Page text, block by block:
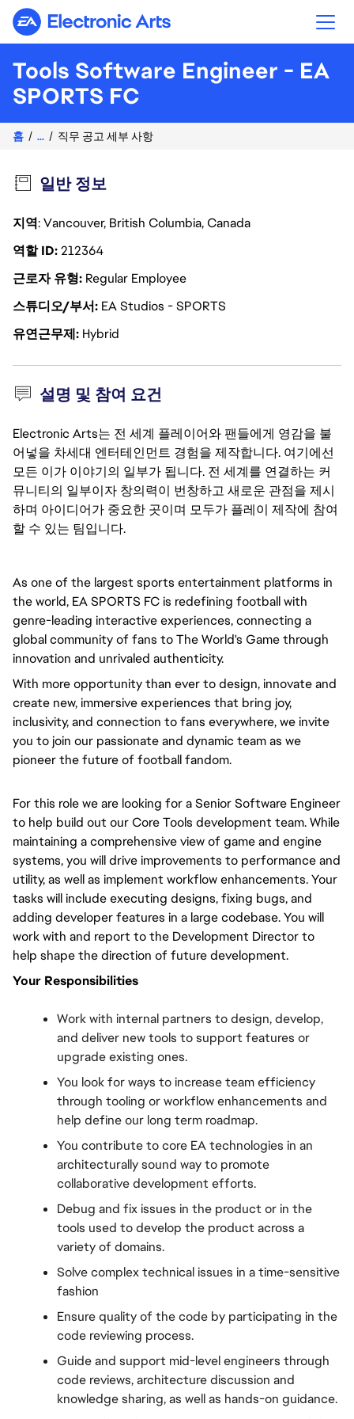
Electronic Arts
Tools Software Engineer - EA
SPORTS FC
홈 ... 직무 공고 세부 사항
일반 정보
지역: Vancouver, British Columbia, Canada
역할 ID212364
근로자 유형 Regular Employee
스튜디오/부서 EA Studios - SPORTS
유연근무제 Hybrid
설명 및 참여 요건
Electronic Arts는 전 세계 플레이어와 팬들에게 영감을 불
어넣을 차세대 엔터테인먼트 경험을 제작합니다. 여기에선
모든 이가 이야기의 일부가 됩니다. 전 세계를 연결하는 커
뮤니티의 일부이자 창의력이 번창하고 새로운 관점을 제시
하며 아이디어가 중요한 곳이며 모두가 플레이 제작에 참여
할 수 있는 팀입니다.
As one of the largest sports entertainment platforms in
the world, EA SPORTS FC is redefining football with
genre-leading interactive experiences, connecting a
global community of fans to The World's Game through
innovation and unrivaled authenticity.
With more opportunity than ever to design, innovate and
create new, immersive experiences that bring joy,
inclusivity, and connection to fans everywhere, we invite
you to join our passionate and dynamic team as we
pioneer the future of football fandom.
For this role we are looking for a Senior Software Engineer
to help build out our Core Tools development team. While
maintaining a comprehensive view of game and engine
systems, you will drive improvements to performance and
utility, as well as implement workflow enhancements. Your
tasks will include executing designs, fixing bugs, and
adding developer features in a large codebase. You will
work with and report to the Development Director to
help shape the direction of future development.
Your Responsibilities
Work with internal partners to design, develop,
and deliver new tools to support features or
upgrade existing ones.
You look for ways to increase team efficiency
through tooling or workflow enhancements and
help define our long term roadmap.
You contribute to core EA technologies in an
architecturally sound way to promote
collaborative development efforts.
Debug and fix issues in the product or in the
tools used to develop the product across a
variety of domains.
Solve complex technical issues in a time-sensitive
fashion
Ensure quality of the code by participating in the
code reviewing process.
Guide and support mid-level engineers through
code reviews, architecture discussion and
knowledge sharing, as well as hands-on guidance.